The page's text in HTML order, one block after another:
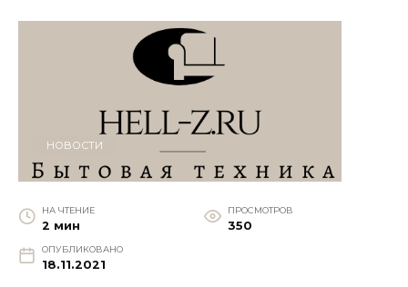
НОВОСТИ
НА ЧТЕНИЕ
2 мин
ПРОСМОТРОВ
350
ОПУБЛИКОВАНО
18.11.2021